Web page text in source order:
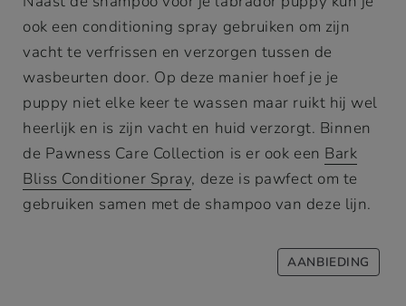
ook een conditioning spray gebruiken om zijn
vacht te verfrissen en verzorgen tussen de
wasbeurten door. Op deze manier hoef je je
puppy niet elke keer te wassen maar ruikt hij wel
heerlijk en is zijn vacht en huid verzorgt. Binnen
de Pawness Care Collection is er ook een Bark
Bliss Conditioner Spray, deze is pawfect om te
gebruiken samen met de shampoo van deze lijn.
AANBIEDING
IN